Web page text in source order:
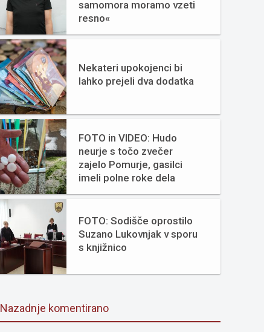
samomora moramo vzeti
resno«
Nekateri upokojenci bi
lahko prejeli dva dodatka
FOTO in VIDEO: Hudo
neurje s točo zvečer
zajelo Pomurje, gasilci
imeli polne roke dela
FOTO: Sodišče oprostilo
Suzano Lukovnjak v sporu
s knjižnico
Nazadnje komentirano